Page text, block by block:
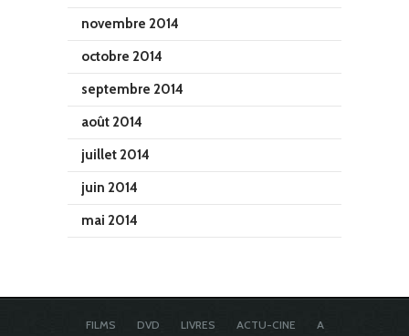
novembre 2014
octobre 2014
septembre 2014
août 2014
juillet 2014
juin 2014
mai 2014
FILMS DVD LIVRES ACTU-CINE
A